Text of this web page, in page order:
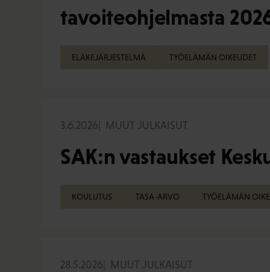
tavoiteohjelmasta
ELÄKEJÄRJESTELMÄ TYÖELÄMÄN OIKEUDET
3.6.2026 MUUT JULKAISUT
SAK:n vastaukset
KOULUTUS TASA-ARVO TYÖELÄMÄN
28.5.2026 MUUT JULKAISUT